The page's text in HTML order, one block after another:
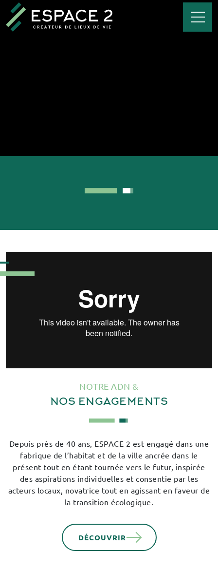
NOTRE ADN &
NOS ENGAGEMENTS
Depuis près de 40 ans, ESPACE 2 est engagé dans une
fabrique de l’habitat et de la ville ancrée dans le
présent tout en étant tournée vers le futur, inspirée
des aspirations individuelles et consentie par les
acteurs locaux, novatrice tout en agissant en faveur de
la transition écologique.
DÉCOUVRIR